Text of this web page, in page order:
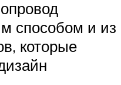
способом и из
которые